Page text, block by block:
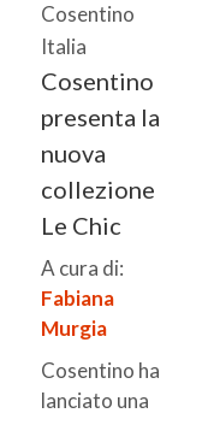
Cosentino
Italia
Cosentino
presenta la
nuova
collezione
Le Chic
A cura di:
Fabiana
Murgia
Cosentino ha
lanciato una